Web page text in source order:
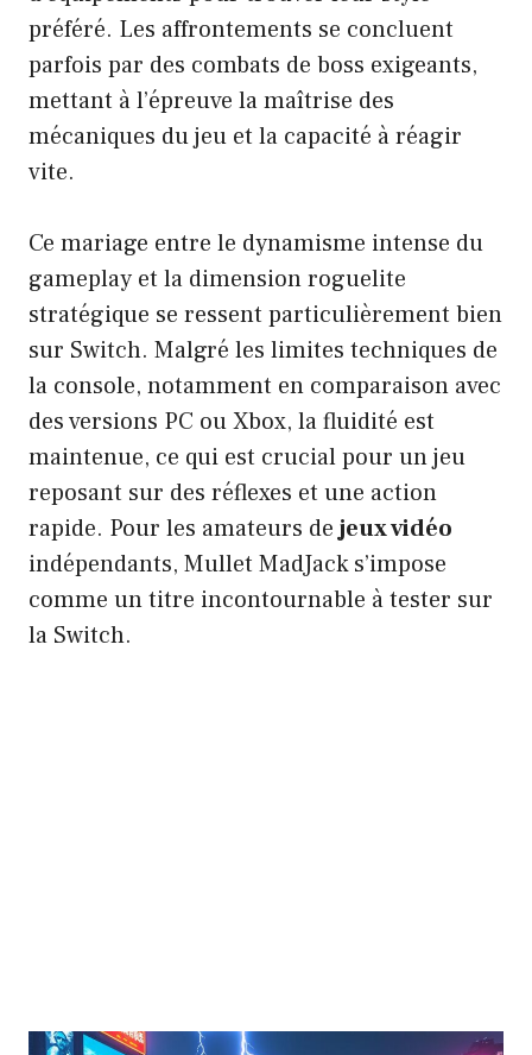
préféré. Les affrontements se concluent
parfois par des combats de boss exigeants,
mettant à l’épreuve la maîtrise des
mécaniques du jeu et la capacité à réagir
vite.
Ce mariage entre le dynamisme intense du
gameplay et la dimension roguelite
stratégique se ressent particulièrement bien
sur Switch. Malgré les limites techniques de
la console, notamment en comparaison avec
des versions PC ou Xbox, la fluidité est
maintenue, ce qui est crucial pour un jeu
reposant sur des réflexes et une action
rapide. Pour les amateurs dejeux vidéo
indépendants, Mullet MadJack s’impose
comme un titre incontournable à tester sur
la Switch.